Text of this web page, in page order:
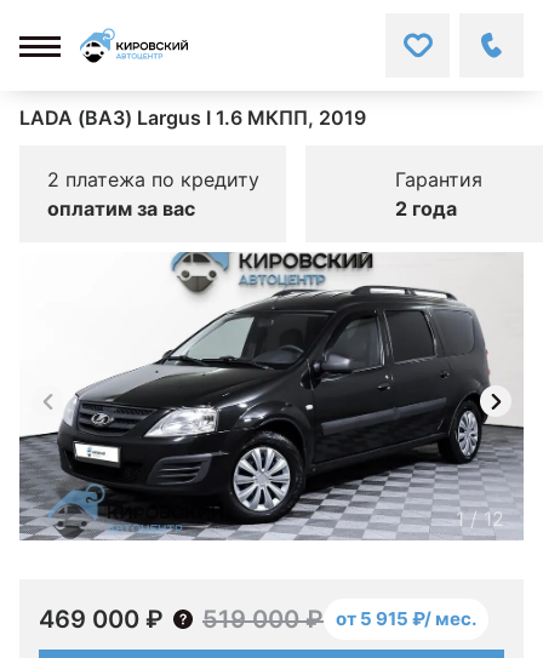
LADA (ВАЗ) Largus I 1.6 МКПП, 2019
2 платежа по кредиту
оплатим за вас
Гарантия
2 года
1/ 12
469 000 ₽ 519 000 ₽ от 5 915 ₽/ мес.